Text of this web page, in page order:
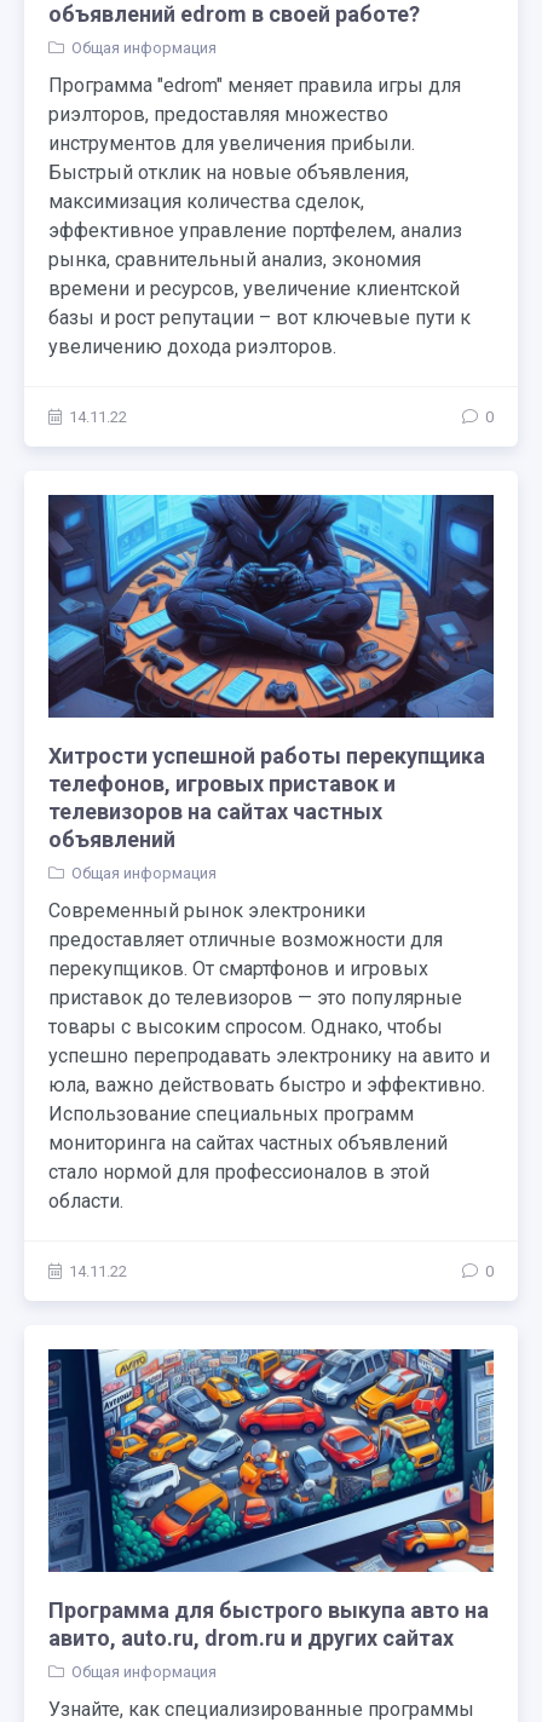
объявлений edrom в своей работе?
Общая информация
Программа "edrom" меняет правила игры для
риэлторов, предоставляя множество
инструментов для увеличения прибыли.
Быстрый отклик на новые объявления,
максимизация количества сделок,
эффективное управление портфелем, анализ
рынка, сравнительный анализ, экономия
времени и ресурсов, увеличение клиентской
базы и рост репутации – вот ключевые пути к
увеличению дохода риэлторов.
14.11.22 0
Хитрости успешной работы перекупщика
телефонов, игровых приставок и
телевизоров на сайтах частных
объявлений
Общая информация
Современный рынок электроники
предоставляет отличные возможности для
перекупщиков. От смартфонов и игровых
приставок до телевизоров — это популярные
товары с высоким спросом. Однако, чтобы
успешно перепродавать электронику на авито и
юла, важно действовать быстро и эффективно.
Использование специальных программ
мониторинга на сайтах частных объявлений
стало нормой для профессионалов в этой
области.
14.11.22 0
Программа для быстрого выкупа авто на
авито, auto.ru, drom.ru и других сайтах
Общая информация
Узнайте, как специализированные программы